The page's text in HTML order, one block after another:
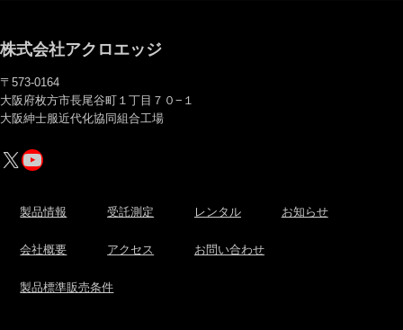
株式会社アクロエッジ
〒573-0164
大阪府枚方市長尾谷町１丁目７０−１
大阪紳士服近代化協同組合工場
X YouTube
製品情報 受託測定 レンタル お知らせ
会社概要 アクセス お問い合わせ
製品標準販売条件